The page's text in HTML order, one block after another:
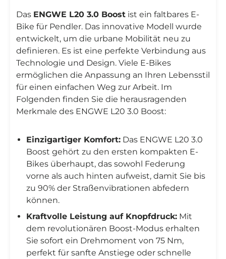
Das ENGWE L20 3.0 Boost ist ein faltbares E-
Bike für Pendler. Das innovative Modell wurde
entwickelt, um die urbane Mobilität neu zu
definieren. Es ist eine perfekte Verbindung aus
Technologie und Design. Viele E-Bikes
ermöglichen die Anpassung an Ihren Lebensstil
für einen einfachen Weg zur Arbeit. Im
Folgenden finden Sie die herausragenden
Merkmale des ENGWE L20 3.0 Boost:
Einzigartiger Komfort: Das ENGWE L20 3.0
Boost gehört zu den ersten kompakten E-
Bikes überhaupt, das sowohl Federung
vorne als auch hinten aufweist, damit Sie bis
zu 90% der Straßenvibrationen abfedern
können.
Kraftvolle Leistung auf Knopfdruck: Mit
dem revolutionären Boost-Modus erhalten
Sie sofort ein Drehmoment von 75 Nm,
perfekt für sanfte Anstiege oder schnelle